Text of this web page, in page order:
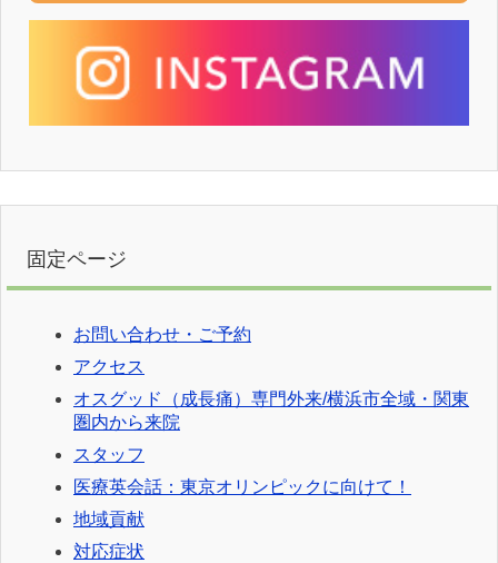
固定ページ
お問い合わせ・ご予約
アクセス
オスグッド（成長痛）専門外来/横浜市全域・関東
圏内から来院
スタッフ
医療英会話：東京オリンピックに向けて！
地域貢献
対応症状